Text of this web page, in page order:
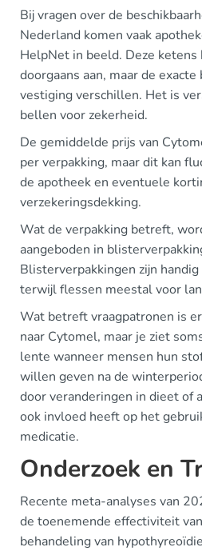
Bij vragen over de
Nederland komen vaak
HelpNet in beeld. Deze ketens
doorgaans aan, maar de
vestiging verschillen. Het is
bellen voor zekerheid.
De gemiddelde prijs van
per verpakking, maar dit kan
de apotheek en eventuele
verzekeringsdekking.
Wat de verpakking betreft,
aangeboden in
Blisterverpakkingen zijn
terwijl flessen meestal voor
Wat betreft vraagpatronen is
naar Cytomel, maar je ziet
lente wanneer mensen hun
willen geven na de
door veranderingen in dieet of
ook invloed heeft op het
medicatie.
Onderzoek en
Recente meta-analyses van
de toenemende effectiviteit
behandeling van